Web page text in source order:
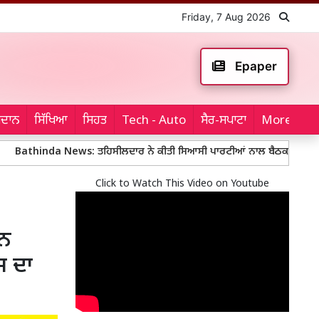
Friday, 7 Aug 2026
Epaper
ਸਿੱਖਿਆ ਸਿਹਤ Tech - Auto ਸੈਰ-ਸਪਾਟਾ More...
News: ਤਹਿਸੀਲਦਾਰ ਨੇ ਕੀਤੀ ਸਿਆਸੀ ਪਾਰਟੀਆਂ ਨਾਲ ਬੈਠਕ Mohali
ਦਾ
Click to Watch This Video on Youtube